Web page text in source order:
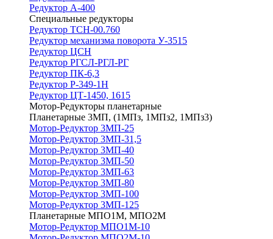
Редуктор А-400
Специальные редукторы
Редуктор ТСН-00.760
Редуктор механизма поворота У-3515
Редуктор ЦСН
Редуктор РГСЛ-РГЛ-РГ
Редуктор ПК-6,3
Редуктор Р-349-1Н
Редуктор ЦТ-1450, 1615
Мотор-Редукторы планетарные
Планетарные 3МП, (1МПз, 1МПз2, 1МПз3)
Мотор-Редуктор 3МП-25
Мотор-Редуктор 3МП-31,5
Мотор-Редуктор 3МП-40
Мотор-Редуктор 3МП-50
Мотор-Редуктор 3МП-63
Мотор-Редуктор 3МП-80
Мотор-Редуктор 3МП-100
Мотор-Редуктор 3МП-125
Планетарные МПО1М, МПО2М
Мотор-Редуктор МПО1М-10